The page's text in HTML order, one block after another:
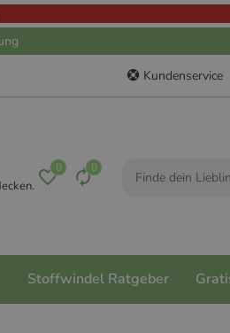
Kundenservice
0 0
Stoffwindel Ratgeber